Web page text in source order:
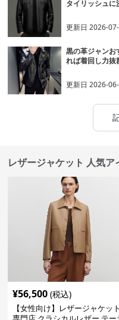
タイリッシュに
更新日2026-
黒の革ジャンお
れば着回し力抜
更新日2026-
レザージャケット 人気ア
¥56,500 (税込)
【女性向け】レザージャケット